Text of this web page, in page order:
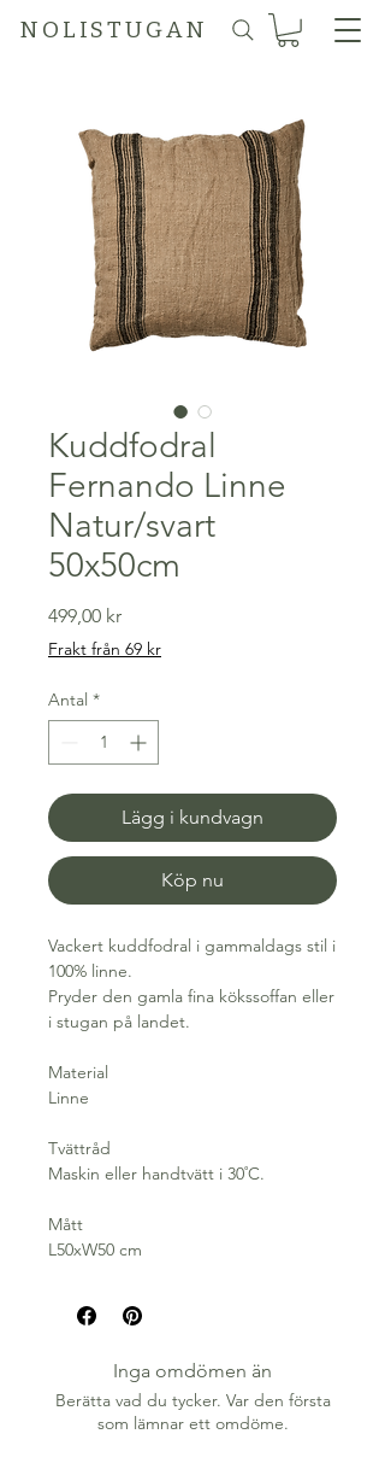
N O L I S T U G A N
Kuddfodral
Fernando Linne
Natur/svart
50x50cm
499,00 krPris
Frakt från 69 kr
Antal *
Lägg i kundvagn
Köp nu
Vackert kuddfodral i gammaldags stil i
100% linne.
Pryder den gamla fina kökssoffan eller
i stugan på landet.
Material
Linne
Tvättråd
Maskin eller handtvätt i 30˚C.
Mått
L50xW50 cm
Inga omdömen än
Berätta vad du tycker. Var den första
som lämnar ett omdöme.